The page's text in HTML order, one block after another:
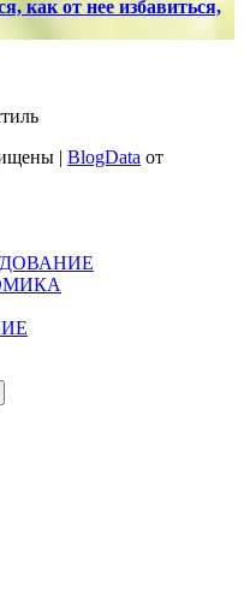
как от нее избавиться,
| BlogData от